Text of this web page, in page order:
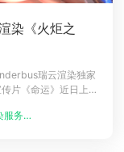
染《火炬之
瑞云渲染独家
片《命运》近日上
格化特点，想必大
云渲染服务平...